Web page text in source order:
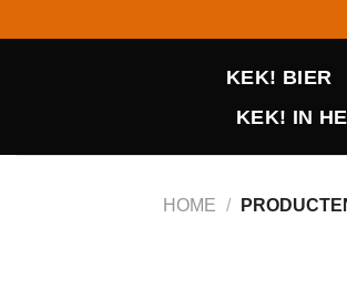
naar
KEK! BIER
KEK! IN
HOME /